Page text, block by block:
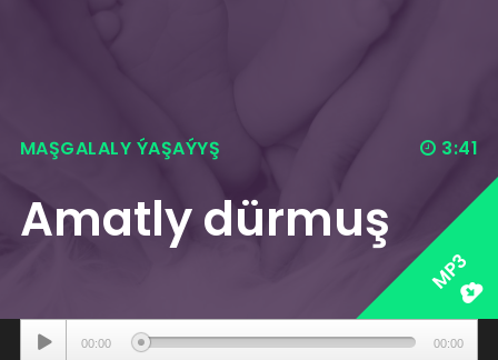
MAŞGALALY ÝAŞAÝYŞ 3:41
Amatly dürmuş
MP3
Аудиоплеер
00:00 00:00